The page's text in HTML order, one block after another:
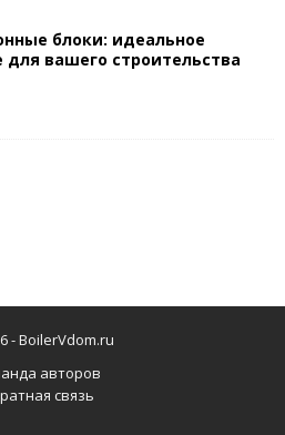
блоки: идеальное
вашего строительства
-BoilerVdom.ru
авторов
связь